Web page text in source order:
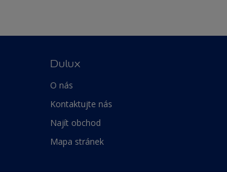
Dulux
O nás
Kontaktujte nás
Najít obchod
Mapa stránek